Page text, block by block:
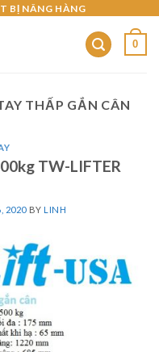
BỊ NÂNG HÀNG
0
THẤP GẮN CÂN
TW-LIFTER
2020 BYLINH